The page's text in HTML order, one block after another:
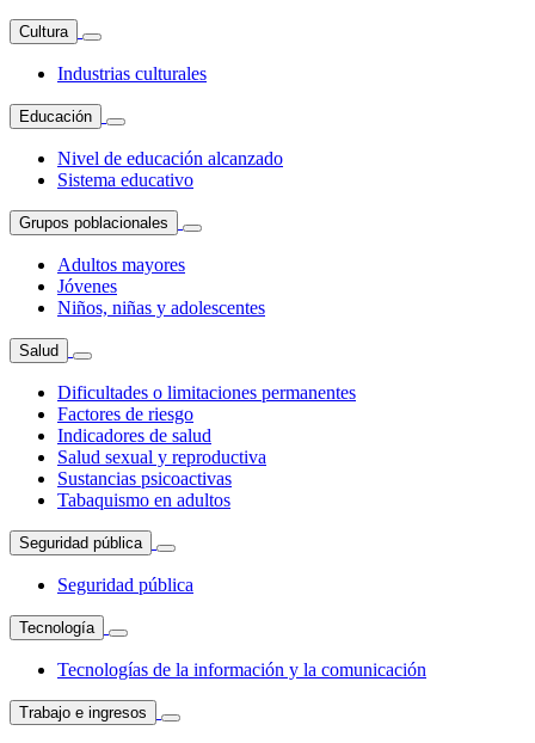
Cultura
Industrias culturales
Educación
Nivel de educación alcanzado
Sistema educativo
Grupos poblacionales
Adultos mayores
Jóvenes
Niños, niñas y adolescentes
Salud
Dificultades o limitaciones permanentes
Factores de riesgo
Indicadores de salud
Salud sexual y reproductiva
Sustancias psicoactivas
Tabaquismo en adultos
Seguridad pública
Seguridad pública
Tecnología
Tecnologías de la información y la comunicación
Trabajo e ingresos